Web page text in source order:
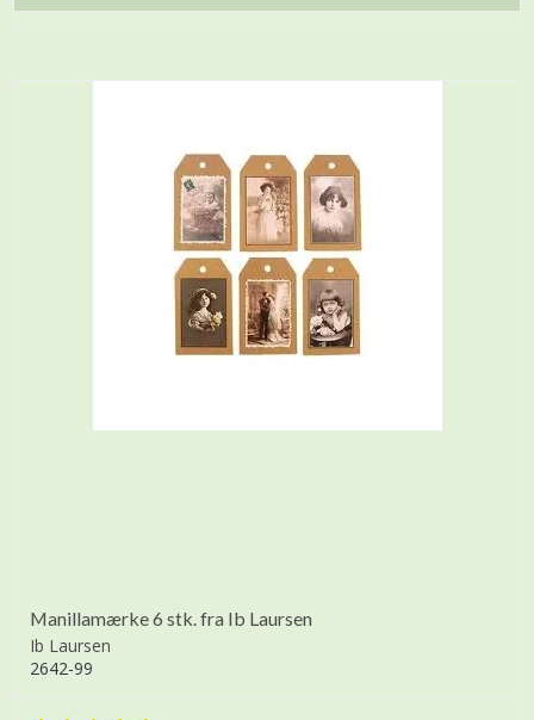
Manillamærke 6 stk. fra Ib Laursen
Ib Laursen
2642-99